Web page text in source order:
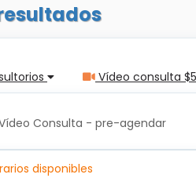
Vídeo consulta
Consulta - pre-agendar
disponibles